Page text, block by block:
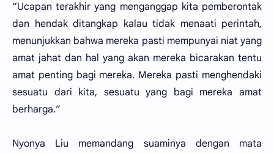
“Ucapan terakhir yang menganggap kita pemberontak
dan hendak ditangkap kalau tidak menaati perintah,
menunjukkan bahwa mereka pasti mempunyai niat yang
amat jahat dan hal yang akan mereka bicarakan tentu
amat penting bagi mereka. Mereka pasti menghendaki
sesuatu dari kita, sesuatu yang bagi mereka amat
berharga.”
Nyonya Liu memandang suaminya dengan mata